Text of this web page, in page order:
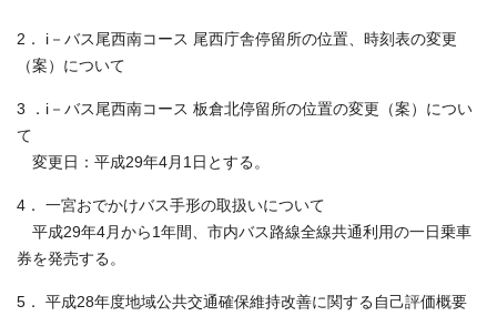
2． i－バス尾西南コース 尾西庁舎停留所の位置、時刻表の変更
（案）について
3 ．i－バス尾西南コース 板倉北停留所の位置の変更（案）につい
て
変更日：平成29年4月1日とする。
4． 一宮おでかけバス手形の取扱いについて
平成29年4月から1年間、市内バス路線全線共通利用の一日乗車
券を発売する。
5． 平成28年度地域公共交通確保維持改善に関する自己評価概要